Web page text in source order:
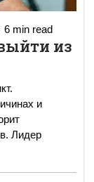
6 min read
из
и